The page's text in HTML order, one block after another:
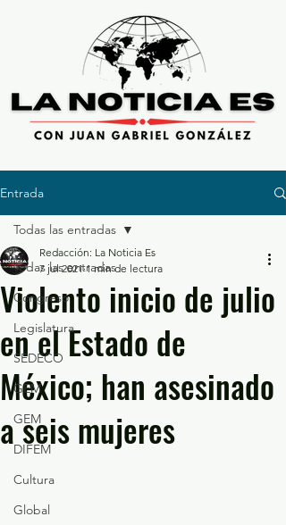
Entrada
Todas las entradas
Congreso
Legislatura
SEDECO
GEM
GEM
DIFEM
Cultura
Global
Todas las entradas
Violento inicio de julio
en el Estado de
México; han asesinado
a seis mujeres
Redacción: La Noticia Es
7 jul 2021 1 min de lectura